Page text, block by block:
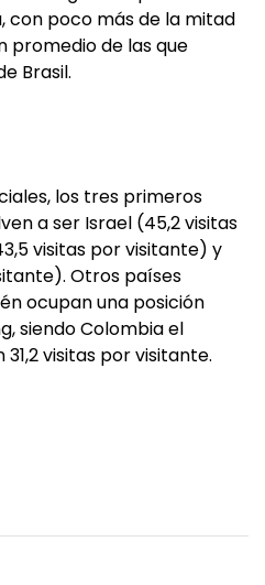
con poco más de la mitad
promedio de las que
Brasil.
los tres primeros
a ser Israel (45,2 visitas
visitas por visitante) y
Otros países
ocupan una posición
siendo Colombia el
visitas por visitante.